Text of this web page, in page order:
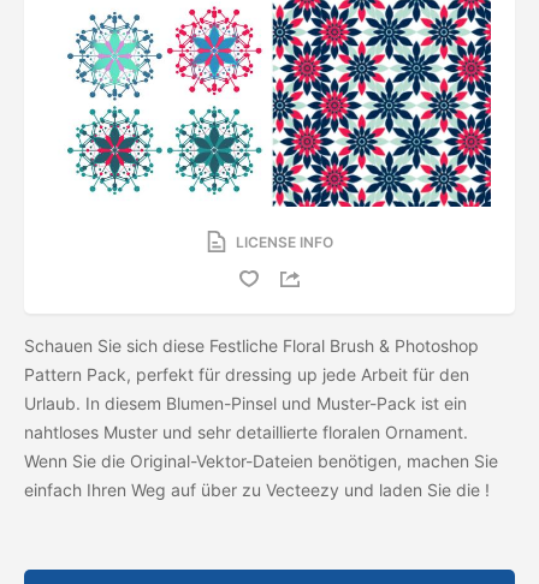
LICENSE INFO
Schauen Sie sich diese Festliche Floral Brush & Photoshop
Pattern Pack, perfekt für dressing up jede Arbeit für den
Urlaub. In diesem Blumen-Pinsel und Muster-Pack ist ein
nahtloses Muster und sehr detaillierte floralen Ornament.
Wenn Sie die Original-Vektor-Dateien benötigen, machen Sie
einfach Ihren Weg auf über zu Vecteezy und laden Sie die !